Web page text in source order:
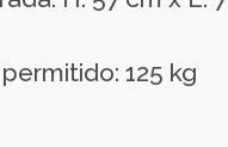
125 kg